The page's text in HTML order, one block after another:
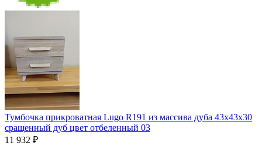
Тумбочка прикроватная Lugo R191 из массива дуба 43х43х30
сращенный дуб цвет отбеленный 03
11 932 ₽